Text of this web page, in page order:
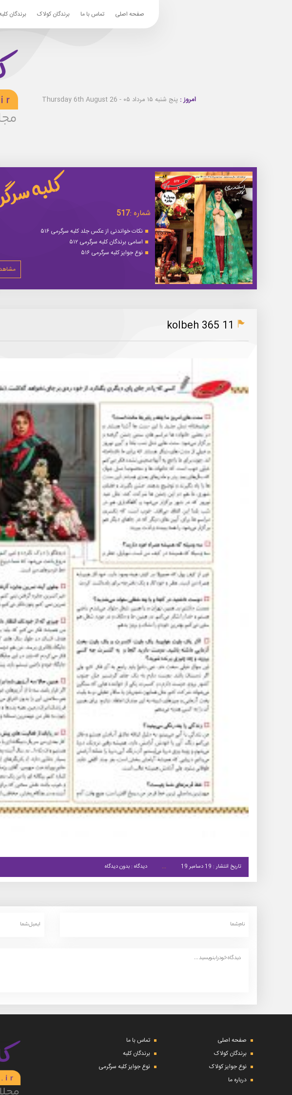
صفحه اصلی تماس با ما برندگان کولاک برندگان
امروز : پنج شنبه ۱۵ مرداد ۰۵ - Thursday 6th August 26
شماره :517
نکات خواندنی از عکس جلد کلبه سرگرمی ۵۱۶
اسامی برندگان کلبه سرگرمی ۵۱۲
نوع جوایز کلبه سرگرمی ۵۱۶
kolbeh 365 11
تاریخ انتشار : 19 دسامبر 19 دیدگاه : بدون دیدگاه
صفحه اصلی
تماس با ما
برندگان کولاک
برندگان کلبه
نوع جوایز کولاک
نوع جوایز کلبه سرگرمی
درباره ما